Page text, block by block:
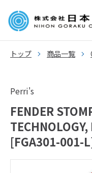
トップ 商品一覧
Perri's
FENDER
[FGA301-001-